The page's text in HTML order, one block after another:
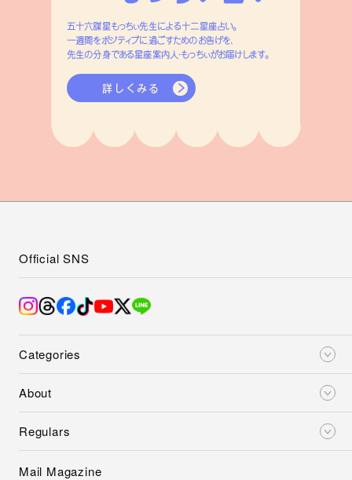
五十六謀星もっちぃ先生による十二星座占い。
一週間をポジティブに過ごすためのお告げを、
先生の分身である星座案内人・もっちぃがお届けします。
詳しくみる
Categories
About
Regulars
Official SNS
Mail Magazine